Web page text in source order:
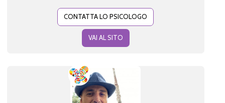
CONTATTA LO PSICOLOGO
VAI AL SITO